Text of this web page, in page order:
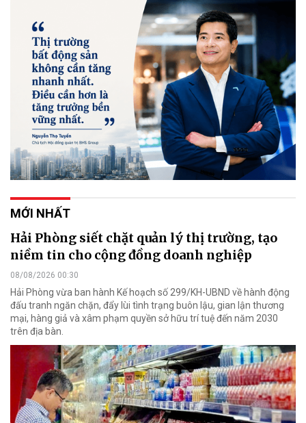
MỚI NHẤT
Hải Phòng siết chặt quản lý thị trường, tạo
niềm tin cho cộng đồng doanh nghiệp
08/08/2026 00:30
Hải Phòng vừa ban hành Kế hoạch số 299/KH-UBND về hành động
đấu tranh ngăn chặn, đẩy lùi tình trạng buôn lậu, gian lận thương
mại, hàng giả và xâm phạm quyền sở hữu trí tuệ đến năm 2030
trên địa bàn.